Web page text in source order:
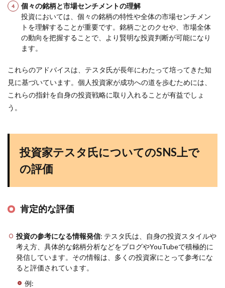
個々の銘柄と市場センチメントの理解
投資においては、個々の銘柄の特性や全体の市場センチメン
トを理解することが重要です。銘柄ごとのクセや、市場全体
の動向を把握することで、より賢明な投資判断が可能になり
ます。
これらのアドバイスは、テスタ氏が長年にわたって培ってきた知
見に基づいています。個人投資家が成功への道を歩むためには、
これらの指針を自身の投資戦略に取り入れることが有益でしょ
う。
投資家テスタ氏についてのSNS上で
の評価
肯定的な評価
投資の参考になる情報発信: テスタ氏は、自身の投資スタイルや
考え方、具体的な銘柄分析などをブログやYouTubeで積極的に
発信しています。その情報は、多くの投資家にとって参考にな
ると評価されています。
例: